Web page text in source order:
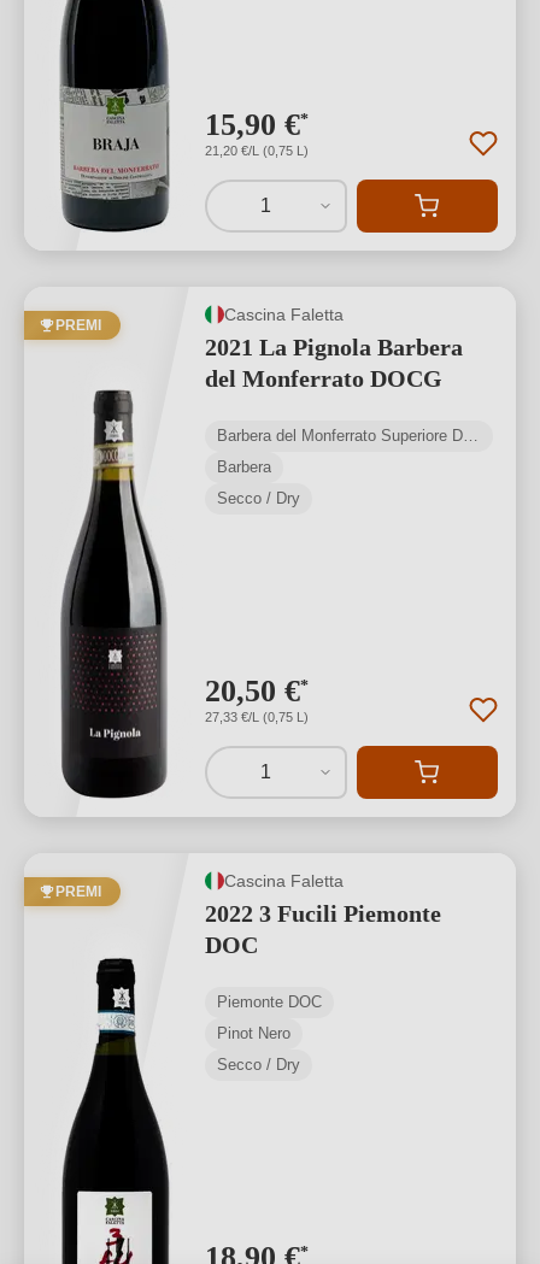
15,90 €*
21,20 €/L (0,75 L)
1
PREMI
Cascina Faletta
2021 La Pignola Barbera
del Monferrato DOCG
Barbera del Monferrato Superiore DOCG
Barbera
Secco / Dry
20,50 €*
27,33 €/L (0,75 L)
1
PREMI
Cascina Faletta
2022 3 Fucili Piemonte
DOC
Piemonte DOC
Pinot Nero
Secco / Dry
*